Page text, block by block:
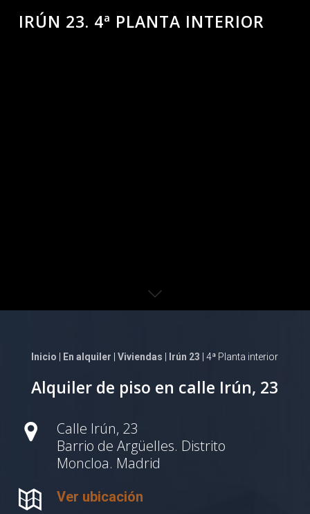
IRÚN 23. 4ª PLANTA INTERIOR
Inicio En alquiler |Viviendas Irún 23 | 4ª Planta interior
Alquiler de piso en calle Irún, 23
Calle Irún, 23
Barrio de Argüelles. Distrito
Moncloa. Madrid
Ver ubicación